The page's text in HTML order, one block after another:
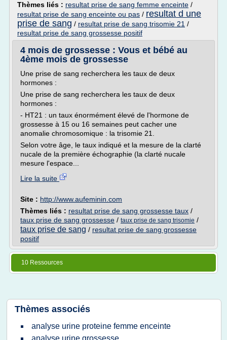
Thèmes liés : resultat prise de sang femme enceinte /
resultat prise de sang enceinte ou pas / resultat d une
prise de sang / resultat prise de sang trisomie 21 /
resultat prise de sang grossesse positif
4 mois de grossesse : Vous et bébé au
4ème mois de grossesse
Une prise de sang recherchera les taux de deux
hormones :
Une prise de sang recherchera les taux de deux
hormones :
- HT21 : un taux énormément élevé de l'hormone de
grossesse à 15 ou 16 semaines peut cacher une
anomalie chromosomique : la trisomie 21.
Selon votre âge, le taux indiqué et la mesure de la clarté
nucale de la première échographie (la clarté nucale
mesure l'espace...
Lire la suite
Site : http://www.aufeminin.com
Thèmes liés : resultat prise de sang grossesse taux /
taux prise de sang grossesse / taux prise de sang trisomie /
taux prise de sang / resultat prise de sang grossesse
positif
10 Ressources
Thèmes associés
analyse urine proteine femme enceinte
analyse urine grossesse